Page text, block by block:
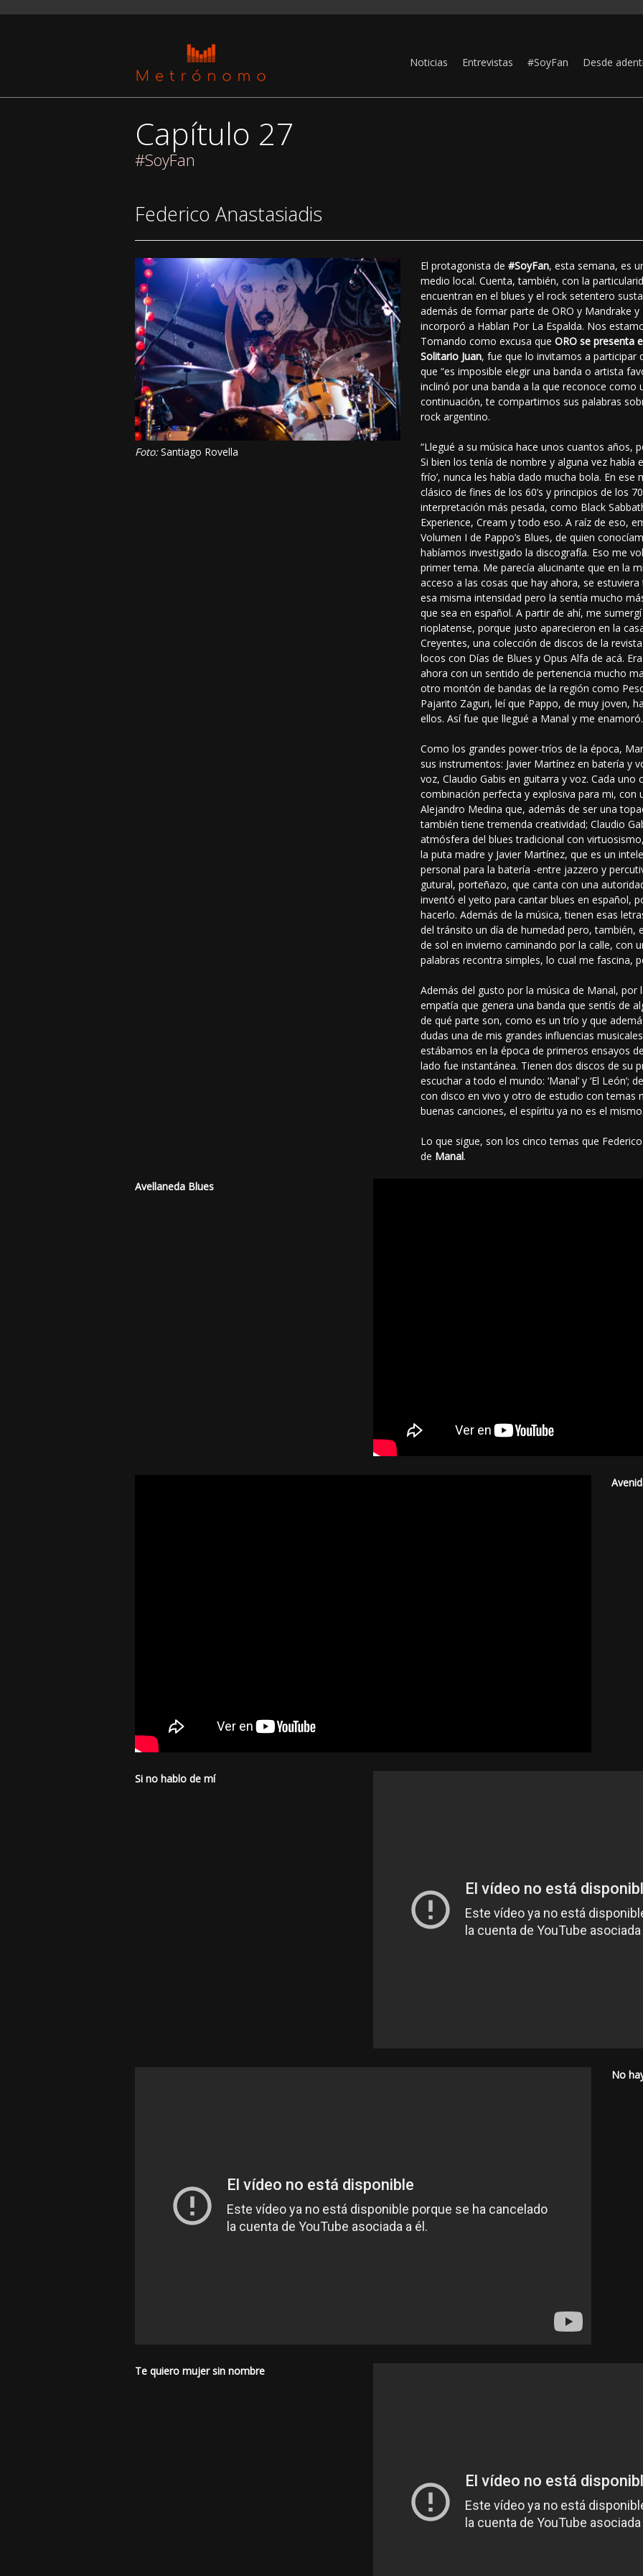
Noticias Entrevistas #SoyFan Desde
Capítulo 27
#SoyFan
Federico Anastasiadis
Foto:Santiago Rovella
El protagonista de#SoyFan, esta semana, es
medio local. Cuenta, también, con la
encuentran en el blues y el rock setentero
además de formar parte de ORO y Mandrake
incorporó a Hablan Por La Espalda. Nos
Tomando como excusa queORO se presenta
Solitario Juan, fue que lo invitamos a participar
que “es imposible elegir una banda o artista
inclinó por una banda a la que reconoce como
continuación, te compartimos sus palabras
rock argentino.
“Llegué a su música hace unos cuantos años,
Si bien los tenía de nombre y alguna vez había
frío’, nunca les había dado mucha bola. En
clásico de fines de los 60’s y principios de los
interpretación más pesada, como Black
Experience, Cream y todo eso. A raíz de eso,
Volumen I de Pappo’s Blues, de quien
habíamos investigado la discografía. Eso me
primer tema. Me parecía alucinante que en la
acceso a las cosas que hay ahora, se
esa misma intensidad pero la sentía mucho
que sea en español. A partir de ahí, me
rioplatense, porque justo aparecieron en la
Creyentes, una colección de discos de la
locos con Días de Blues y Opus Alfa de acá.
ahora con un sentido de pertenencia mucho
otro montón de bandas de la región como
Pajarito Zaguri, leí que Pappo, de muy joven,
ellos. Así fue que llegué a Manal y me enamoró.
Como los grandes power-tríos de la época,
sus instrumentos: Javier Martínez en batería y
voz, Claudio Gabis en guitarra y voz. Cada uno
combinación perfecta y explosiva para mi, con
Alejandro Medina que, además de ser una
también tiene tremenda creatividad; Claudio
atmósfera del blues tradicional con
la puta madre y Javier Martínez, que es un
personal para la batería -entre jazzero y
gutural, porteñazo, que canta con una
inventó el yeito para cantar blues en español,
hacerlo. Además de la música, tienen esas
del tránsito un día de humedad pero, también,
de sol en invierno caminando por la calle, con
palabras recontra simples, lo cual me fascina,
Además del gusto por la música de Manal, por
empatía que genera una banda que sentís de
de qué parte son, como es un trío y que
dudas una de mis grandes influencias
estábamos en la época de primeros ensayos
lado fue instantánea. Tienen dos discos de su
escuchar a todo el mundo: ‘Manal’ y ‘El León’;
con disco en vivo y otro de estudio con temas
buenas canciones, el espíritu ya no es el
Lo que sigue, son los cinco temas que
de Manal.
Avellaneda Blues
Si no hablo de mí
No
Te quiero mujer sin nombre